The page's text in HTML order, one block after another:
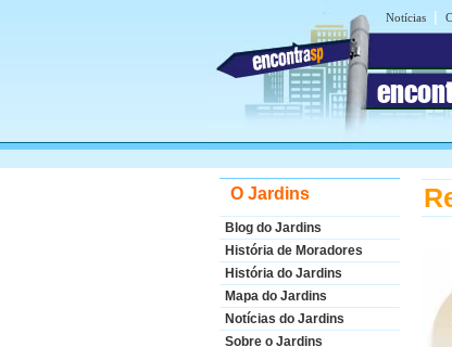
Notícias |
O Jardins
Blog do Jardins
História de Moradores
História do Jardins
Mapa do Jardins
Notícias do Jardins
Sobre o Jardins